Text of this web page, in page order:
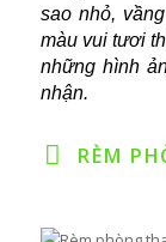
sao nhỏ,
màu vui tươi
những hình
nhận.
RÈM